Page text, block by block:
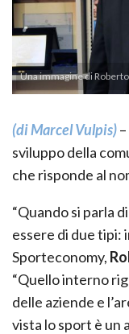
Una immagine di
(di Marcel Vulpis)
sviluppo della
che risponde al
“Quando si parla
essere di due tipi:
Sporteconomy,
“Quello interno
delle aziende e
vista lo sport è un